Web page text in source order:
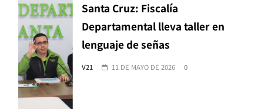
Santa Cruz: Fiscalía
Departamental lleva taller en
lenguaje de señas
V21 11 DE MAYO DE 2026 0